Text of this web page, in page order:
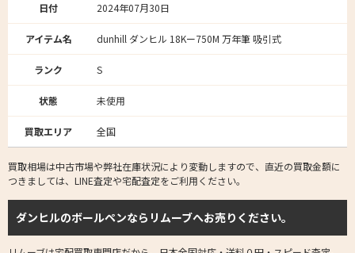
日付 2024年07月30日
アイテム名 dunhill ダンヒル 18Kー750M 万年筆 吸引式
ランク S
状態 未使用
買取エリア 全国
買取相場は中古市場や弊社在庫状況により変動しますので、直近の買取金額に
つきましては、LINE査定や宅配査定をご利用ください。
ダンヒルのボールペンならリムーブへお売りください。